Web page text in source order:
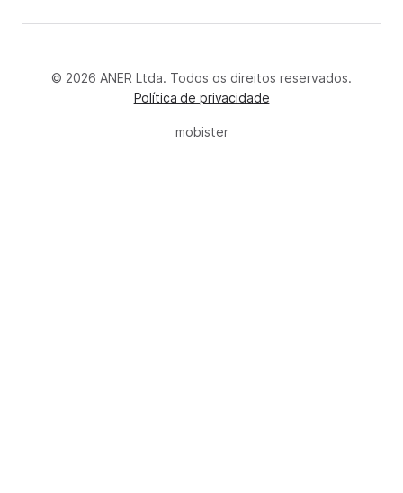
© 2026 ANER Ltda. Todos os direitos reservados.
Política de privacidade
mobister